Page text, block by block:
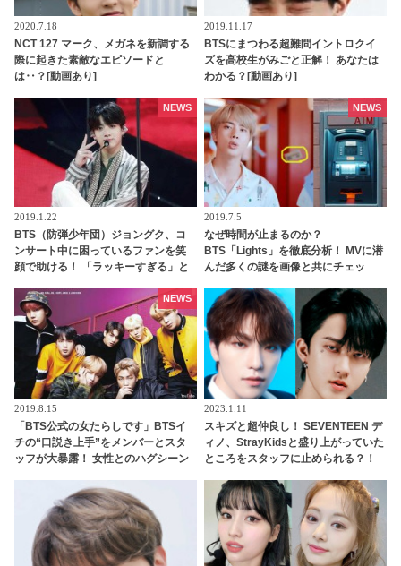
2020.7.18
NCT 127 マーク、メガネを新調する
際に起きた素敵なエピソードと
は‥？[動画あり]
2019.11.17
BTSにまつわる超難問イントロクイ
ズを高校生がみごと正解！ あなたは
わかる？[動画あり]
2019.1.22
BTS（防弾少年団）ジョングク、コ
ンサート中に困っているファンを笑
顔で助ける！ 「ラッキーすぎる」と
NEWS
2019.7.5
なぜ時間が止まるのか？
BTS「Lights」を徹底分析！ MVに潜
んだ多くの謎を画像と共にチェッ
NEWS
2019.8.15
「BTS公式の女たらしです」BTSイ
チの“口説き上手”をメンバーとスタ
ッフが大暴露！ 女性とのハグシーン
バラされるメンバーも！ 爆弾発言の
オンパレードに爆笑
NEWS
2023.1.11
スキズと超仲良し！ SEVENTEEN デ
ィノ、StrayKidsと盛り上がっていた
ところをスタッフに止められる？！
元へ連行・・ かわいすぎる一部始終
に爆笑